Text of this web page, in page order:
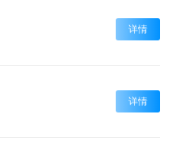
详情
详情